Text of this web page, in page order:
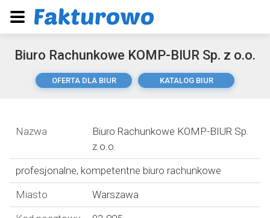
Biuro Rachunkowe KOMP-BIUR Sp. z o.o.
OFERTA DLA BIUR KATALOG BIUR
Nazwa
Biuro Rachunkowe KOMP-BIUR Sp.
z o.o.
profesjonalne, kompetentne biuro rachunkowe
Miasto
Warszawa